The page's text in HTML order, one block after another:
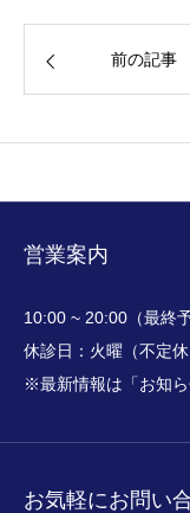
前の記事
営業案内
10:00 ~ 20:00（最終
休診日：火曜（不定
※最新情報は「お知
お気軽にお問い